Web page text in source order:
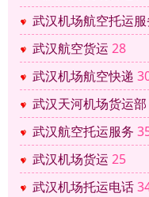
武汉机场航空托运服
武汉航空货运 28
武汉机场航空快递
武汉天河机场货运部
武汉航空托运服务
武汉机场货运 25
武汉机场托运电话